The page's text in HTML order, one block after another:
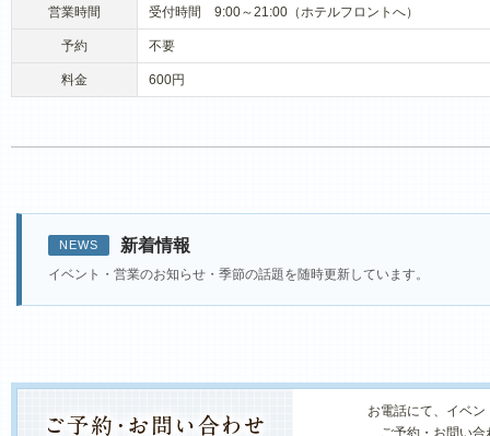
営業時間 受付時間 9:00～21:00（ホテルフロントへ）
予約 不要
料金 600円
NEWS 新着情報
イベント・営業のお知らせ・季節の話題を随時更新しています。
お電話にて、イベ
ご予約・お問い